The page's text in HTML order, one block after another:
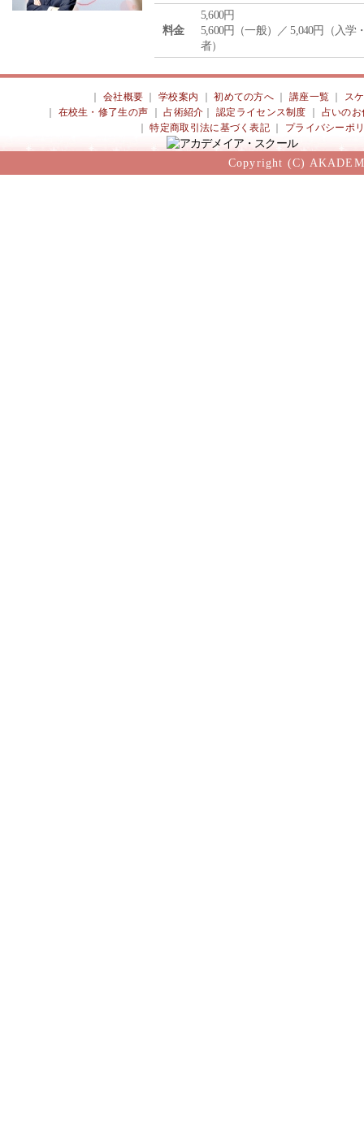
料金
5,600円
5,600円（一般）／ 5,040円（入学
者）
会社概要 ｜学校案内 ｜初めての方へ 講座一覧
ス
在校生・修了生の声 ｜占術紹介 ｜認定ライセンス制度
占いのお
｜特定商取引法に基づく表記 プライバシーポ
Copyright (C)